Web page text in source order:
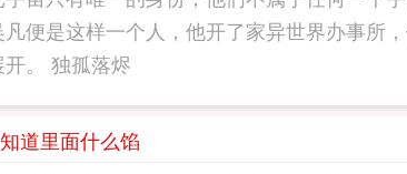
便是这样一个人，他开了家异世界办事所
都可以找他办事，故事，由此展开。 独孤落烬
道里面什么馅